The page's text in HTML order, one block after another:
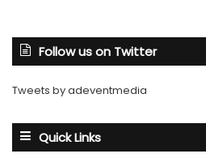
Follow us on Twitter
Tweets by adeventmedia
Quick Links